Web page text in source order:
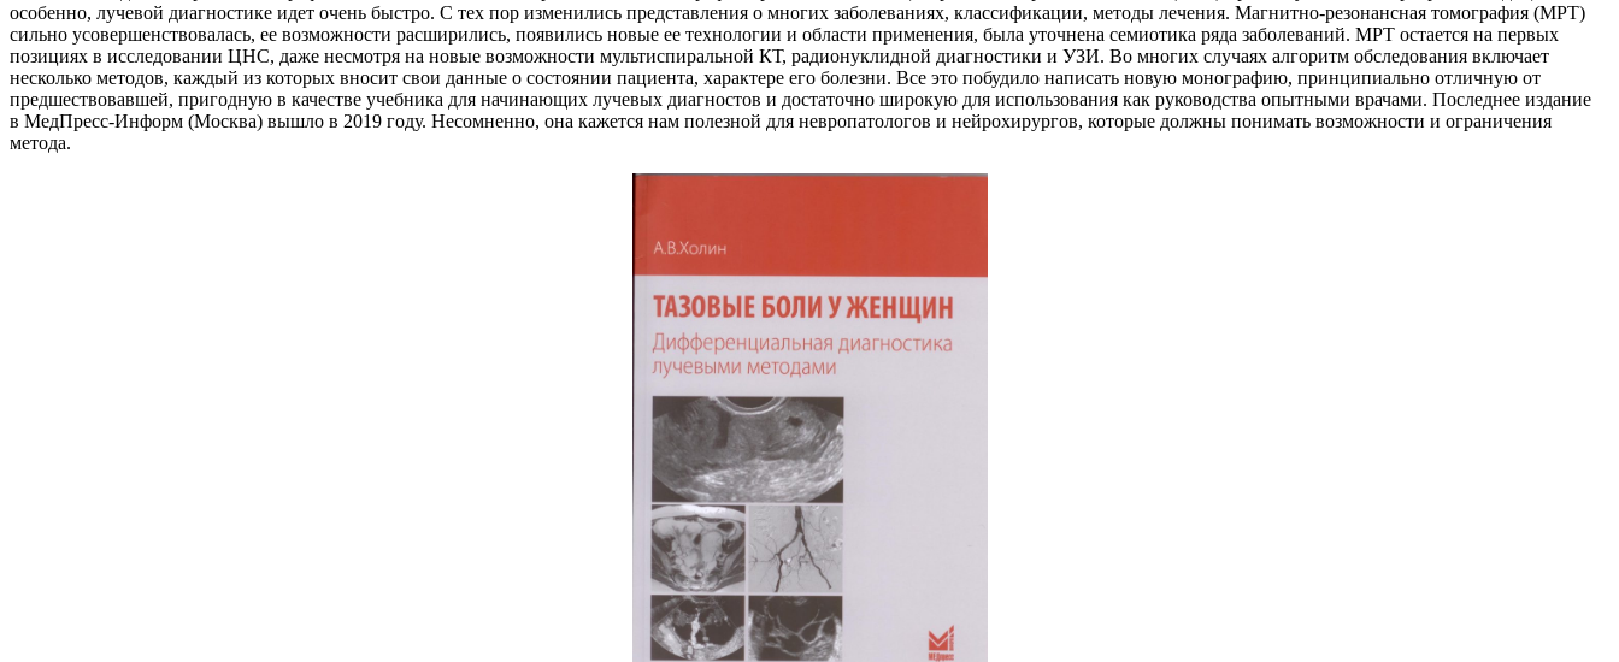
особенно, лучевой диагностике идет очень быстро. С тех пор изменились представления о многих заболеваниях, классификации, методы лечения. Магнитно-резонансная томография (МРТ)
сильно усовершенствовалась, ее возможности расширились, появились новые ее технологии и области применения, была уточнена семиотика ряда заболеваний. МРТ остается на первых
позициях в исследовании ЦНС, даже несмотря на новые возможности мультиспиральной КТ, радионуклидной диагностики и УЗИ. Во многих случаях алгоритм обследования включает
несколько методов, каждый из которых вносит свои данные о состоянии пациента, характере его болезни. Все это побудило написать новую монографию, принципиально отличную от
предшествовавшей, пригодную в качестве учебника для начинающих лучевых диагностов и достаточно широкую для использования как руководства опытными врачами. Последнее издание
в МедПресс-Информ (Москва) вышло в 2019 году. Несомненно, она кажется нам полезной для невропатологов и нейрохирургов, которые должны понимать возможности и ограничения
метода.